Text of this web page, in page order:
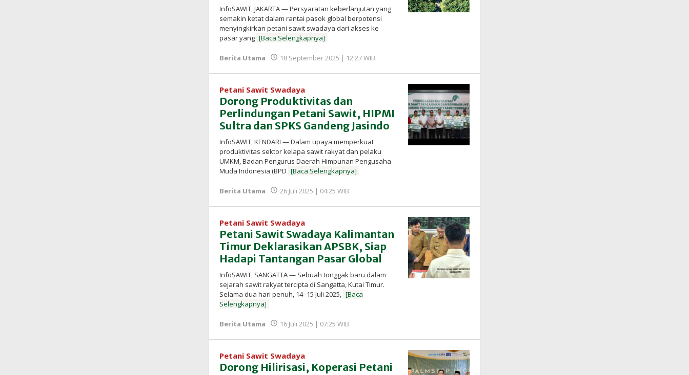
InfoSAWIT, JAKARTA — Persyaratan keberlanjutan yang
semakin ketat dalam rantai pasok global berpotensi
menyingkirkan petani sawit swadaya dari akses ke
pasar yang [Baca Selengkapnya]
Berita Utama 18 September 2025 | 12:27 WIB
InfoSAWIT
Petani Sawit Swadaya
Dorong Produktivitas dan
Perlindungan Petani Sawit, HIPMI
Sultra dan SPKS Gandeng Jasindo
InfoSAWIT, KENDARI — Dalam upaya memperkuat
produktivitas sektor kelapa sawit rakyat dan pelaku
UMKM, Badan Pengurus Daerah Himpunan Pengusaha
Muda Indonesia (BPD [Baca Selengkapnya]
Berita Utama 26 Juli 2025 | 04:25 WIB
InfoSAWIT
Petani Sawit Swadaya
Petani Sawit Swadaya Kalimantan
Timur Deklarasikan APSBK, Siap
Hadapi Tantangan Pasar Global
InfoSAWIT, SANGATTA — Sebuah tonggak baru dalam
sejarah sawit rakyat tercipta di Sangatta, Kutai Timur.
Selama dua hari penuh, 14–15 Juli 2025, [Baca
Selengkapnya]
Berita Utama 16 Juli 2025 | 07:25 WIB
InfoSAWIT
Petani Sawit Swadaya
Dorong Hilirisasi, Koperasi Petani